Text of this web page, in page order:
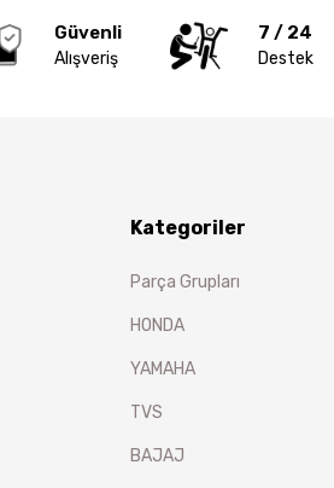
Güvenli
Alışveriş
7 / 24
Destek
Kategoriler
Parça Grupları
HONDA
YAMAHA
TVS
BAJAJ